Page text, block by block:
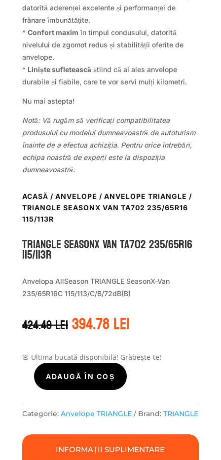
datorită aderenței excelente și performanței de
frânare îmbunătățite.
* Confort maxim în timpul condusului, datorită
nivelului de zgomot redus și stabilității oferite de
anvelope.
* Liniște sufleteascăștiind că ai ales anvelope
durabile și fiabile, care te vor servi mulți kilometri.
Nu mai astepta!
Notă: Vă rugăm să verificați compatibilitatea
produsului cu modelul dumneavoastră de autoturism
înainte de a efectua achiziția. Pentru orice întrebări,
echipa noastră de experți este la dispoziția
dumneavoastră.
ACASĂ / ANVELOPE / ANVELOPE TRIANGLE /
TRIANGLE SEASONX VAN TA702 235/65R16
115/113R
TRIANGLE SEASONX VAN TA702 235/65R16
115/113R
Anvelopa AllSeason TRIANGLE SeasonX-Van
235/65R16C 115/113/C/B/72dB(B)
424.49leiPrețul
inițial
fost:
424.49 lei.
394.78leiPrețul
curent
394.78 lei.
🚨 Ultima bucată disponibilă! Grăbește-te!
Cantitate
TRIANGLE
SEASONX
VAN
235/65R16
ADAUGĂ ÎN COȘ
Categorie: Anvelope TRIANGLE Brand: TRIANGLE
INFORMAȚII SUPLIMENTARE